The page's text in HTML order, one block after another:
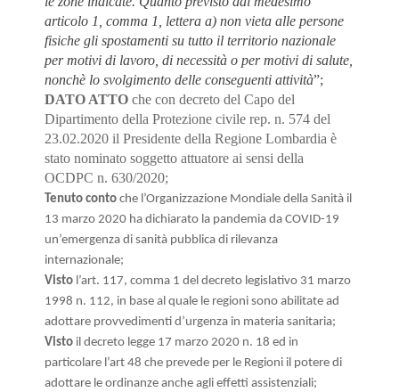
articolo 1, comma 1, lettera a) non vieta alle persone
fisiche gli spostamenti su tutto il territorio nazionale
per motivi di lavoro, di necessità o per motivi di salute,
nonchè lo svolgimento delle conseguenti attività”;
DATO ATTO che con decreto del Capo del
Dipartimento della Protezione civile rep. n. 574 del
23.02.2020 il Presidente della Regione Lombardia è
stato nominato soggetto attuatore ai sensi della
OCDPC n. 630/2020;
Tenuto conto che l’Organizzazione Mondiale della Sanità il
13 marzo 2020 ha dichiarato la pandemia da COVID-19
un’emergenza di sanità pubblica di rilevanza
internazionale;
Visto l’art. 117, comma 1 del decreto legislativo 31 marzo
1998 n. 112, in base al quale le regioni sono abilitate ad
adottare provvedimenti d’urgenza in materia sanitaria;
Visto il decreto legge 17 marzo 2020 n. 18 ed in
particolare l’art 48 che prevede per le Regioni il potere di
adottare le ordinanze anche agli effetti assistenziali;